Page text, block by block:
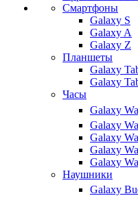
Смартфоны
Galaxy S
Galaxy A
Galaxy Z
Планшеты
Galaxy
Galaxy
Часы
Galaxy
Galaxy
Galaxy
Galaxy
Galaxy
Наушники
Galaxy